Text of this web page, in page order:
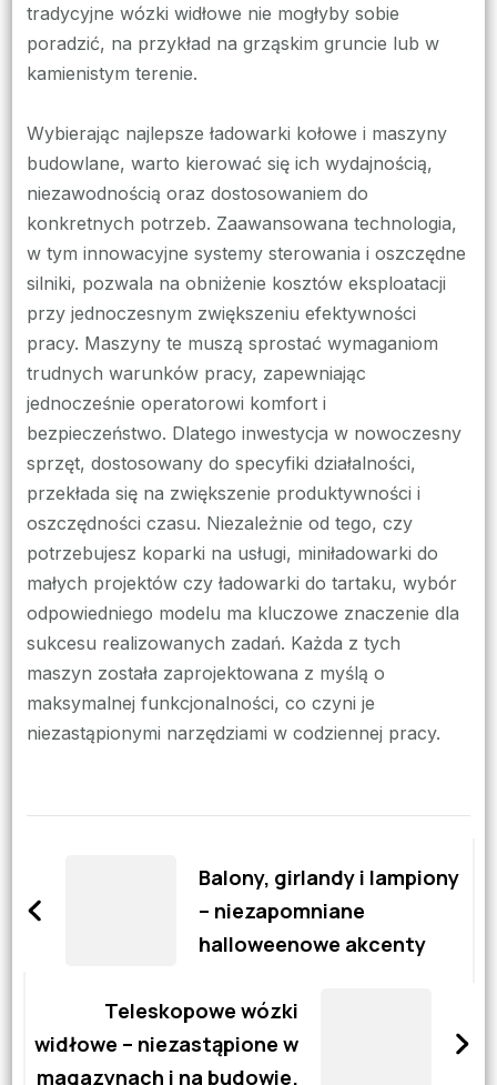
tradycyjne wózki widłowe nie mogłyby sobie
poradzić, na przykład na grząskim gruncie lub w
kamienistym terenie.
Wybierając najlepsze ładowarki kołowe i maszyny
budowlane, warto kierować się ich wydajnością,
niezawodnością oraz dostosowaniem do
konkretnych potrzeb. Zaawansowana technologia,
w tym innowacyjne systemy sterowania i oszczędne
silniki, pozwala na obniżenie kosztów eksploatacji
przy jednoczesnym zwiększeniu efektywności
pracy. Maszyny te muszą sprostać wymaganiom
trudnych warunków pracy, zapewniając
jednocześnie operatorowi komfort i
bezpieczeństwo. Dlatego inwestycja w nowoczesny
sprzęt, dostosowany do specyfiki działalności,
przekłada się na zwiększenie produktywności i
oszczędności czasu. Niezależnie od tego, czy
potrzebujesz koparki na usługi, miniładowarki do
małych projektów czy ładowarki do tartaku, wybór
odpowiedniego modelu ma kluczowe znaczenie dla
sukcesu realizowanych zadań. Każda z tych
maszyn została zaprojektowana z myślą o
maksymalnej funkcjonalności, co czyni je
niezastąpionymi narzędziami w codziennej pracy.
Balony, girlandy i lampiony
– niezapomniane
halloweenowe akcenty
Teleskopowe wózki
widłowe – niezastąpione w
magazynach i na budowie.